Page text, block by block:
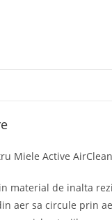
Miele Active AirClean
material de inalta
aer sa circule prin